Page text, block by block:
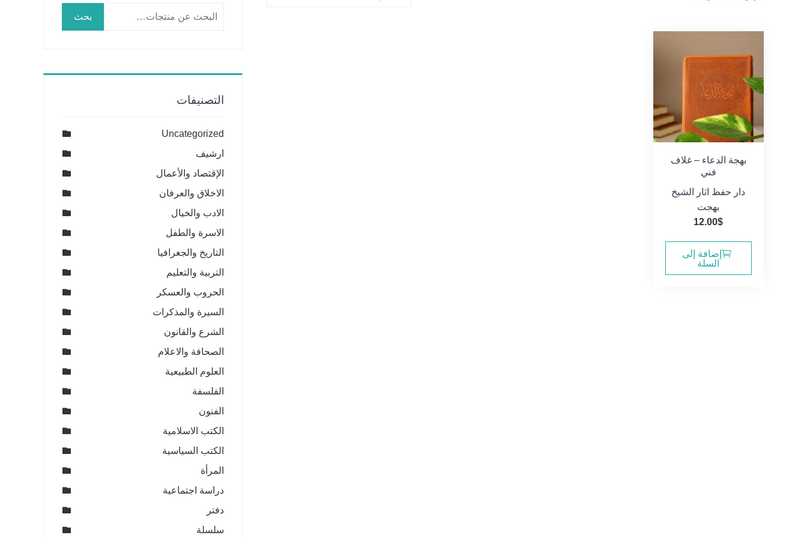
بهجة الدعاء – غلاف
فني
دار حفظ اثار الشيخ
بهجت
12.00$
إضافة إلى
السلة
بحث
التصنيفات
Uncategorized
ارشيف
الإقتصاد والأعمال
الاخلاق والعرفان
الادب والخيال
الاسرة والطفل
التاريخ والجغرافيا
التربية والتعليم
الحروب والعسكر
السيرة والمذكرات
الشرع والقانون
الصحافة والاعلام
العلوم الطبيعية
الفلسفة
الفنون
الكتب الاسلامية
الكتب السياسية
المرأة
دراسة اجتماعية
دفتر
سلسلة